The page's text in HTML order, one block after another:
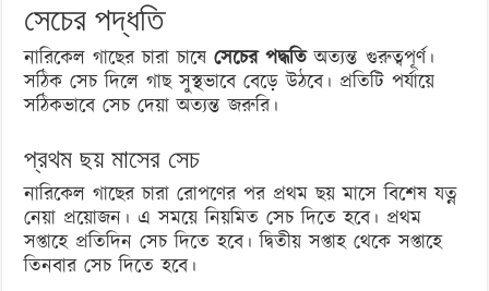
সেচের পদ্ধতি
নারিকেল গাছের চারা চাষেসেচের পদ্ধতিঅত্যন্ত গুরুত্বপূর্ণ।
সঠিক সেচ দিলে গাছ সুস্থভাবে বেড়ে উঠবে। প্রতিটি পর্যায়ে
সঠিকভাবে সেচ দেয়া অত্যন্ত জরুরি।
প্রথম ছয় মাসের সেচ
নারিকেল গাছের চারা রোপণের পর প্রথম ছয় মাসে বিশেষ যত্ন
নেয়া প্রয়োজন। এ সময়ে নিয়মিত সেচ দিতে হবে। প্রথম
সপ্তাহে প্রতিদিন সেচ দিতে হবে। দ্বিতীয় সপ্তাহ থেকে সপ্তাহে
তিনবার সেচ দিতে হবে।